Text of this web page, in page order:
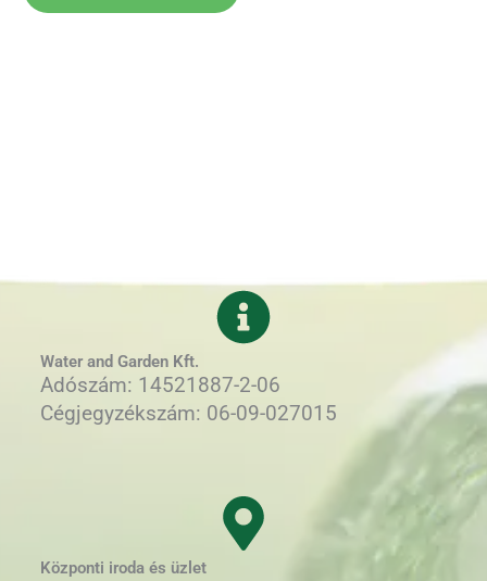
Water and Garden Kft.
Adószám: 14521887-2-06
Cégjegyzékszám: 06-09-027015
Központi iroda és üzlet